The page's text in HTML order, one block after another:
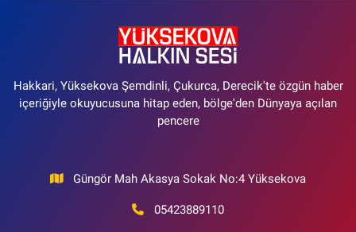
Hakkari, Yüksekova Şemdinli, Çukurca, Derecik'te özgün haber
içeriğiyle okuyucusuna hitap eden, bölge'den Dünyaya açılan
pencere
Güngör Mah Akasya Sokak No:4 Yüksekova
05423889110